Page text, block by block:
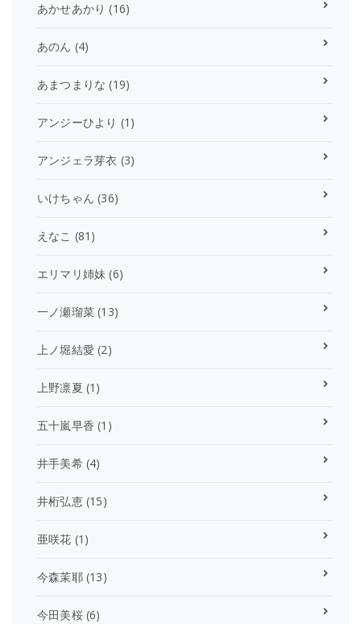
あかせあかり (16)
あのん (4)
あまつまりな (19)
アンジーひより (1)
アンジェラ芽衣 (3)
いけちゃん (36)
えなこ (81)
エリマリ姉妹 (6)
一ノ瀬瑠菜 (13)
上ノ堀結愛 (2)
上野凛夏 (1)
五十嵐早香 (1)
井手美希(4)
井桁弘恵(15)
亜咲花 (1)
今森茉耶(13)
今田美桜(6)